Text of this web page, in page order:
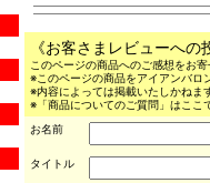
《お客さまレビューへの
このページの商品へのご感想をお
※このページの商品をアイアンバロ
※内容によっては掲載いたしかねま
※「商品についてのご質問」はこ
お名前
タイトル